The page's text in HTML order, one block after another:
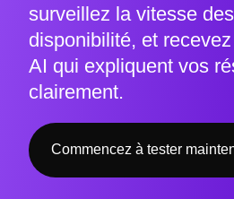
surveillez la vitesse
disponibilité, et
AI qui expliquent vos
clairement.
Commencez à tester